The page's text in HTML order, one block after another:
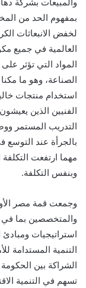
بمفهوم الحد من
لخفض الانبعاثات
العالمية في جميع
المواد التي تؤثر
استخدام منتجات
الفنيين الذين
التدريب المستمر
بالجرأة عند التوسع
مهما ارتفعت
وبنفس التكلفة.
وجمعت قمة مصر
والمتخصصين بما في
استراتيجيات
التنمية المستدامة
الشراكة بين
تسهم في التنمية